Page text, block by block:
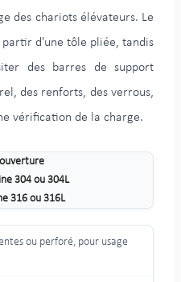
des chariots élévateurs. Le
d'une tôle pliée, tandis
des barres de support
des renforts, des verrous,
vérification de la charge.
304 ou 304L
316 ou 316L
ou perforé, pour usage